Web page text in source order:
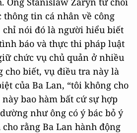
thông tin cá nhân về công
chỉ nói đó là người hiểu biết
báo và thực thi pháp luật
chức vụ chủ quản ở nhiều
cho biết, vụ điều tra này là
của Ba Lan, “tôi không cho
bao hàm bất cứ sự hợp
như ông có ý bác bỏ ý
rằng Ba Lan hành động